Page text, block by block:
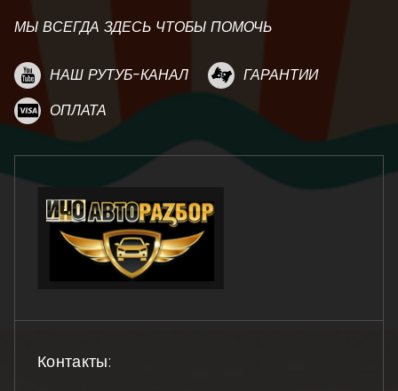
МЫ ВСЕГДА ЗДЕСЬ ЧТОБЫ ПОМОЧЬ
НАШ РУТУБ-КАНАЛ
ГАРАНТИИ
ОПЛАТА
Контакты: